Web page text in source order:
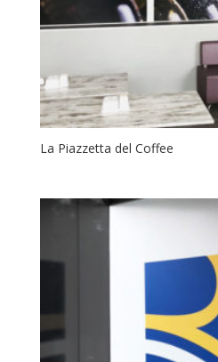
La Piazzetta del Coffee